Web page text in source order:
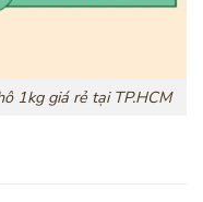
1kg giá rẻ tại TP.HCM